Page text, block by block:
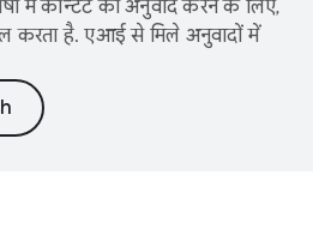
में कॉन्टेंट का अनुवाद करने के लिए,
करता है. एआई से मिले अनुवादों में